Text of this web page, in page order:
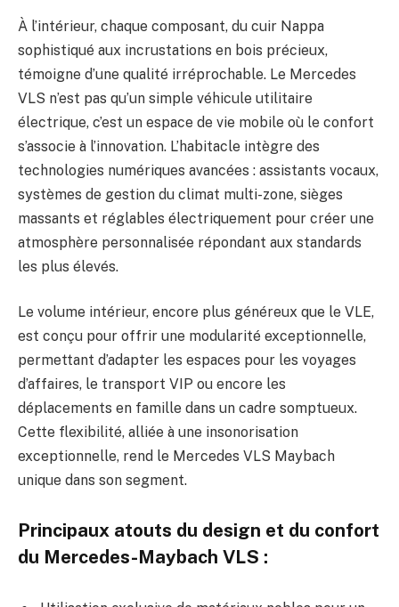
À l’intérieur, chaque composant, du cuir Nappa
sophistiqué aux incrustations en bois précieux,
témoigne d’une qualité irréprochable. Le Mercedes
VLS n’est pas qu’un simple véhicule utilitaire
électrique, c’est un espace de vie mobile où le confort
s’associe à l’innovation. L’habitacle intègre des
technologies numériques avancées : assistants vocaux,
systèmes de gestion du climat multi-zone, sièges
massants et réglables électriquement pour créer une
atmosphère personnalisée répondant aux standards
les plus élevés.
Le volume intérieur, encore plus généreux que le VLE,
est conçu pour offrir une modularité exceptionnelle,
permettant d’adapter les espaces pour les voyages
d’affaires, le transport VIP ou encore les
déplacements en famille dans un cadre somptueux.
Cette flexibilité, alliée à une insonorisation
exceptionnelle, rend le Mercedes VLS Maybach
unique dans son segment.
Principaux atouts du design et du confort
du Mercedes-Maybach VLS :